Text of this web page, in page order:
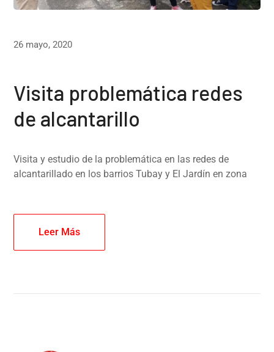
26 mayo, 2020
Visita problemática redes
de alcantarillo
Visita y estudio de la problemática en las redes de
alcantarillado en los barrios Tubay y El Jardín en zona
Leer Más